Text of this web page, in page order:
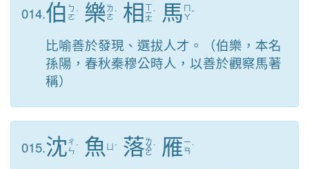
014.伯 ㄅ
ㄛ ˊ 樂ㄌ
ㄜˋ 相 ㄒ
ㄧ
ㄤ
ˋ 馬 ㄇ
ㄚˇ
比喻善於發現、選拔人才。（伯樂，本名
孫陽，春秋秦穆公時人，以善於觀察馬著
稱）
015.沈ㄔ
ㄣ ˊ 魚 ˊ 落ㄌ
ㄨ
ㄛ
ˋ 雁ㄧ
ㄢˋ